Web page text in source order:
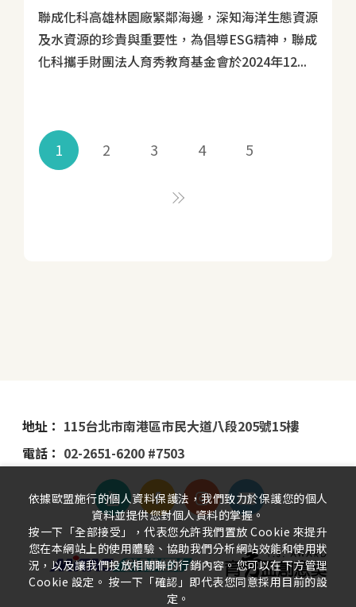
聯成化科高雄林園廠緊鄰海邊，深知海洋生態資源
及水資源的珍貴與重要性，為倡導ESG精神，聯成
化科攜手財團法人育秀教育基金會於2024年12...
1 2 3 4 5
地址： 115台北市南港區市民大道八段205號15樓
電話： 02-2651-6200 #7503
依據歐盟施行的個人資料保護法，我們致力於保護您的個人
資料並提供您對個人資料的掌握。
按一下「全部接受」，代表您允許我們置放 Cookie 來提升
您在本網站上的使用體驗、協助我們分析網站效能和使用狀
況，以及讓我們投放相關聯的行銷內容。您可以在下方管理
Cookie 設定。 按一下「確認」即代表您同意採用目前的設
定。